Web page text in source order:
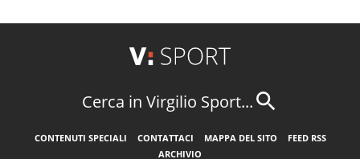
Cerca in Virgilio Sport...
CONTENUTI SPECIALI CONTATTACI MAPPA DEL SITO
FEED RSS
ARCHIVIO